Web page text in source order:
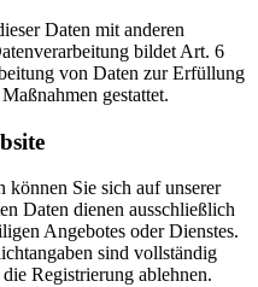
Daten mit anderen
bildet Art. 6
von Daten zur Erfüllung
gestattet.
Sie sich auf unserer
Daten dienen ausschließlich
Angebotes oder Dienstes.
sind vollständig
Registrierung ablehnen.